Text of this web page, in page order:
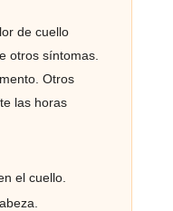
de cuello
otros síntomas.
Otros
las horas
el cuello.